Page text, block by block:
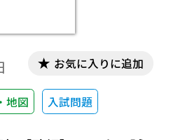
地図 入試問題
お気に入りに追加